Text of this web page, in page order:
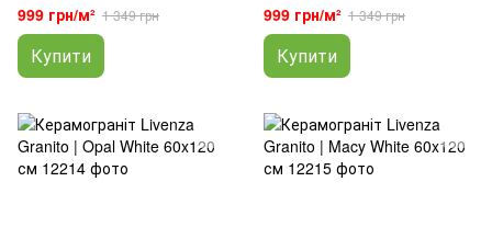
999 грн/м² 1 349 грн
Купити
999 грн/м² 1 349 грн
Купити